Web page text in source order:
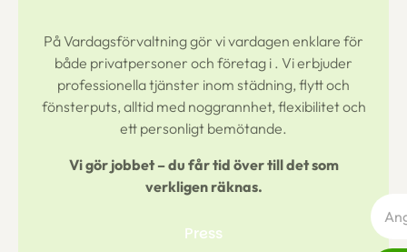
På Vardagsförvaltning gör vi vardagen enklare för
både privatpersoner och företag i . Vi erbjuder
professionella tjänster inom städning, flytt och
fönsterputs, alltid med noggrannhet, flexibilitet och
ett personligt bemötande.
Vi gör jobbet – du får tid över till det som
verkligen räknas.
Press